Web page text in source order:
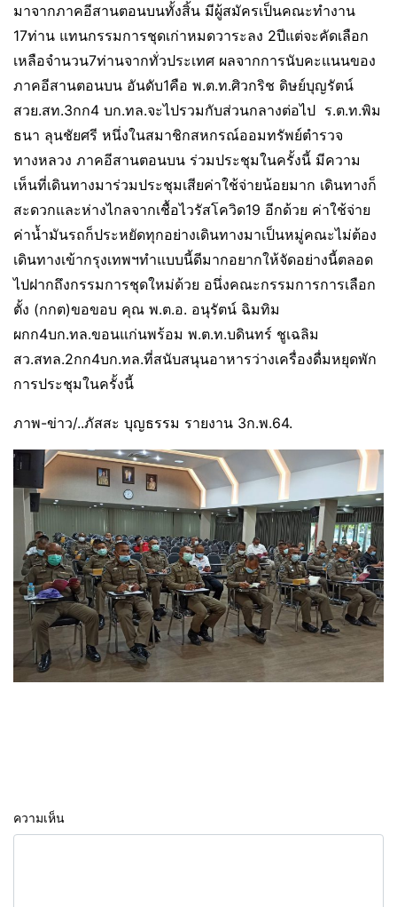
มาจากภาคอีสานตอนบนทั้งสิ้น มีผู้สมัครเป็นคณะทำงาน
17ท่าน แทนกรรมการชุดเก่าหมดวาระลง 2ปีแต่จะคัดเลือก
เหลือจำนวน7ท่านจากทั่วประเทศ ผลจากการนับคะแนนของ
ภาคอีสานตอนบน อันดับ1คือ พ.ต.ท.ศิวกริช ดิษย์บุญรัตน์
สวย.สท.3กก4 บก.ทล.จะไปรวมกับส่วนกลางต่อไป ร.ต.ท.พิม
ธนา ลุนชัยศรี หนึ่งในสมาชิกสหกรณ์ออมทรัพย์ตำรวจ
ทางหลวง ภาคอีสานตอนบน ร่วมประชุมในครั้งนี้ มีความ
เห็นที่เดินทางมาร่วมประชุมเสียค่าใช้จ่ายน้อยมาก เดินทางก็
สะดวกและห่างไกลจากเชื้อไวรัสโควิด19 อีกด้วย ค่าใช้จ่าย
ค่าน้ำมันรถก็ประหยัดทุกอย่างเดินทางมาเป็นหมู่คณะไม่ต้อง
เดินทางเข้ากรุงเทพฯทำแบบนี้ดีมากอยากให้จัดอย่างนี้ตลอด
ไปฝากถึงกรรมการชุดใหม่ด้วย อนึ่งคณะกรรมการการเลือก
ตั้ง (กกต)ขอขอบ คุณ พ.ต.อ. อนุรัตน์ ฉิมทิม
ผกก4บก.ทล.ขอนแก่นพร้อม พ.ต.ท.บดินทร์ ชูเฉลิม
สว.สทล.2กก4บก.ทล.ที่สนับสนุนอาหารว่างเครื่องดื่มหยุดพัก
การประชุมในครั้งนี้
ภาพ-ข่าว/..ภัสสะ บุญธรรม รายงาน 3ก.พ.64.
ความเห็น